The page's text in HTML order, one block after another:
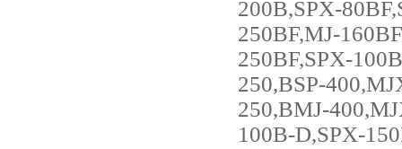
200B,SPX-
250BF,MJ-
250BF,SPX-
250,BSP-
250,BMJ-
100B-D,SPX-